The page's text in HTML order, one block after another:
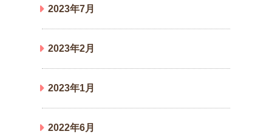
2023年7月
2023年2月
2023年1月
2022年6月